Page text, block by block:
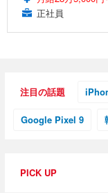
正社員
注目の話題
Google Pixel 9
PICK UP